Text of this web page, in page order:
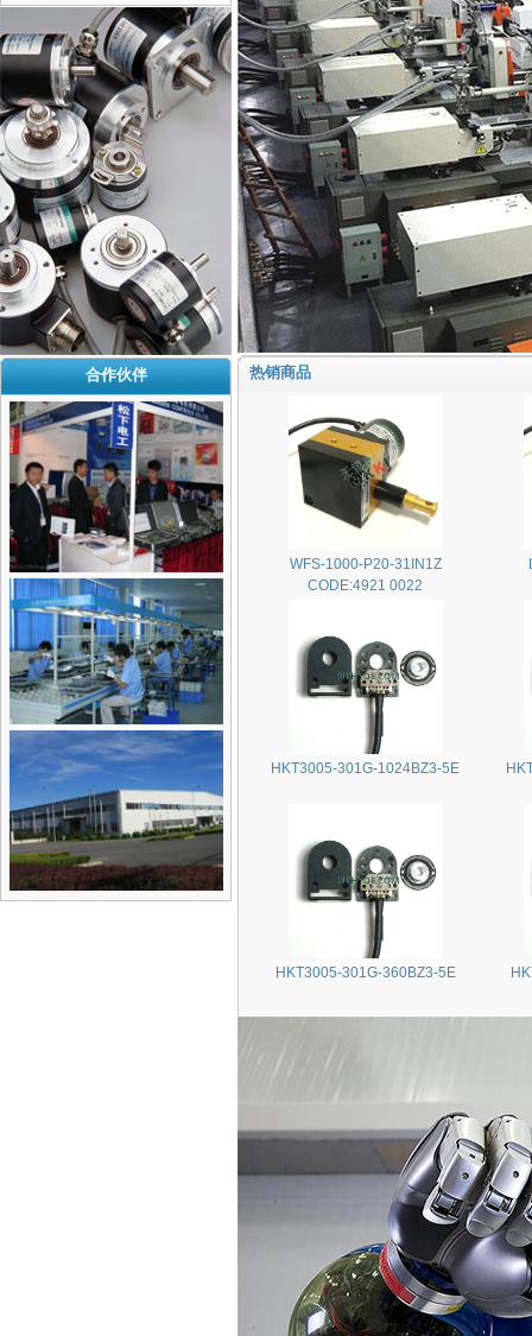
合作伙伴 热销商品
WFS-1000-P20-31IN1Z
CODE:4921 0022
HKT3005-301G-1024BZ3-5E
HKT3005-301G-360BZ3-5E